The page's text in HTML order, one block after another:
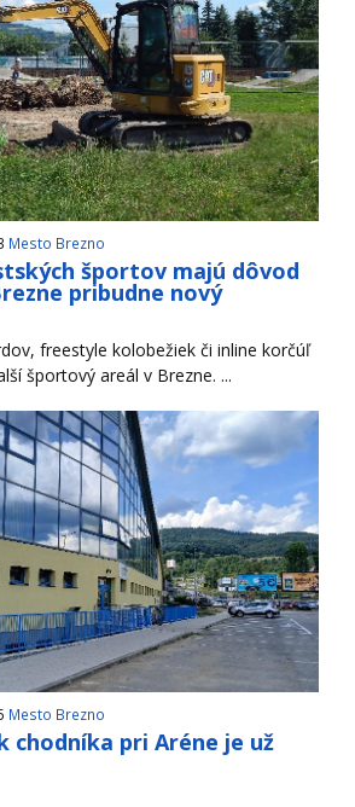
Mesto Brezno
športov majú dôvod
pribudne nový
freestyle kolobežiek či inline korčúľ
športový areál v Brezne. ...
Mesto Brezno
chodníka pri Aréne je už